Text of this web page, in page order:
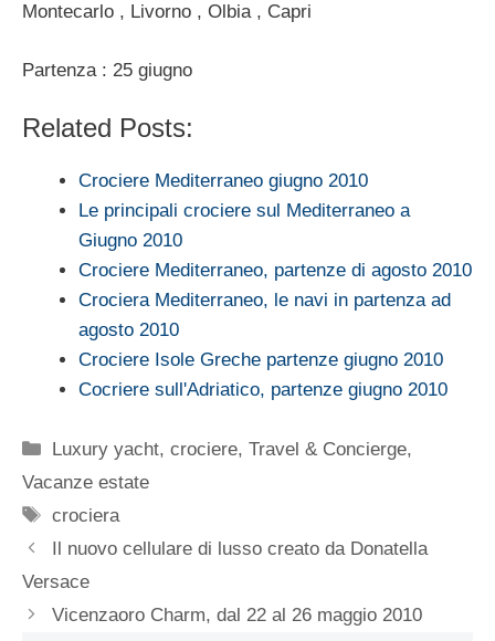
Montecarlo , Livorno , Olbia , Capri
Partenza : 25 giugno
Related Posts:
Crociere Mediterraneo giugno 2010
Le principali crociere sul Mediterraneo a
Giugno 2010
Crociere Mediterraneo, partenze di agosto 2010
Crociera Mediterraneo, le navi in partenza ad
agosto 2010
Crociere Isole Greche partenze giugno 2010
Cocriere sull'Adriatico, partenze giugno 2010
Categorie
Luxury yacht, crociere,Travel & Concierge,
Vacanze estate
Tag
crociera
Il nuovo cellulare di lusso creato da Donatella
Versace
Vicenzaoro Charm, dal 22 al 26 maggio 2010